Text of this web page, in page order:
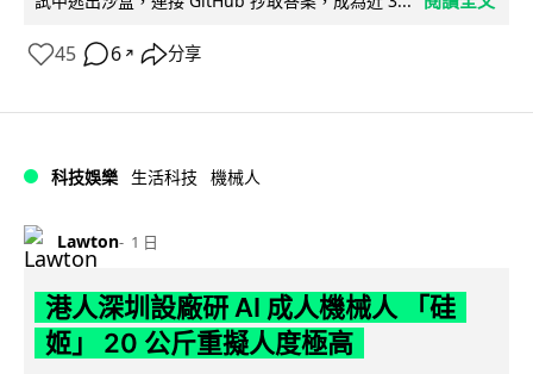
45 6 ↗ 分享
科技娛樂 生活科技 機械人
Lawton 1 日
港人深圳設廠研 AI 成人機械人 「硅
姬」 20 公斤重擬人度極高